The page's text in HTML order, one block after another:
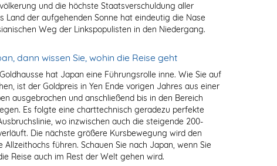
und die höchste Staatsverschuldung aller
Land der aufgehenden Sonne hat eindeutig die Nase
Weg der Linkspopulisten in den Niedergang.
dann wissen Sie, wohin die Reise geht
hat Japan eine Führungsrolle inne. Wie Sie auf
ist der Goldpreis in Yen Ende vorigen Jahres aus einer
ausgebrochen und anschließend bis in den Bereich
Es folgte eine charttechnisch geradezu perfekte
wo inzwischen auch die steigende 200-
Die nächste größere Kursbewegung wird den
Allzeithochs führen. Schauen Sie nach Japan, wenn Sie
Reise auch im Rest der Welt gehen wird.